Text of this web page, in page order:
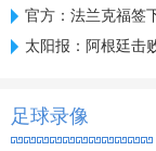
官方：法兰克福签
太阳报：阿根廷击
足球录像